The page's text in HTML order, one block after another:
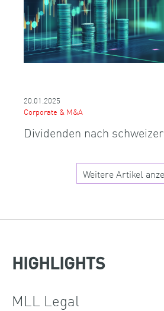
20.01.2025
Corporate & M&A
Dividenden nach
Weitere Artikel
HIGHLIGHTS
MLL Legal